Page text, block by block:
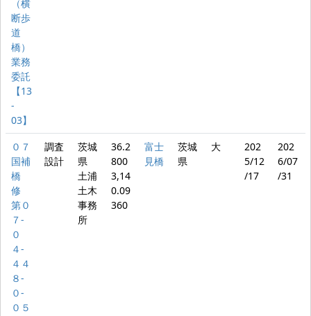
（横
断歩
道
橋）
業務
委託
【13
-
03】
０７
国補
橋
修
第０
７‐
０
４‐
４４
８‐
０‐
０５
調査
設計
茨城
県
土浦
土木
事務
所
36.2
800
3,14
0.09
360
富士
見橋
茨城
県
大
202
5/12
/17
202
6/07
/31